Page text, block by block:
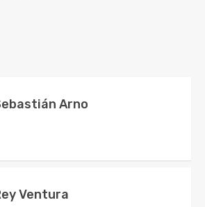
Arno
Ventura